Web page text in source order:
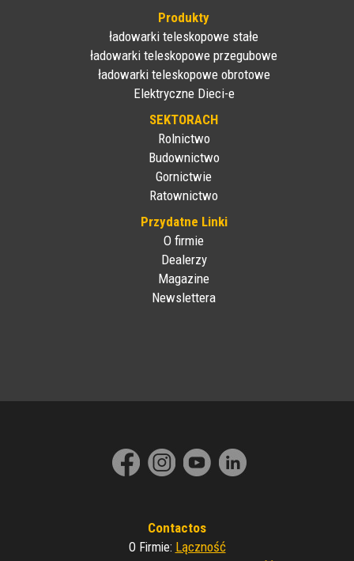
Produkty
ładowarki teleskopowe stałe
ładowarki teleskopowe przegubowe
ładowarki teleskopowe obrotowe
Elektryczne Dieci-e
SEKTORACH
Rolnictwo
Budownictwo
Gornictwie
Ratownictwo
Przydatne Linki
O firmie
Dealerzy
Magazine
Newslettera
Contactos
O Firmie: Lączność